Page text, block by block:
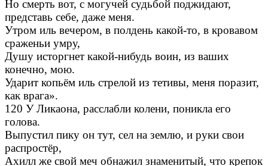
Но смерть вот, с могучей судьбой поджидают,
представь себе, даже меня.
Утром иль вечером, в полдень какой-то, в кровавом
сраженьи умру,
Душу исторгнет какой-нибудь воин, из ваших
конечно, мою.
Ударит копьём иль стрелой из тетивы, меня поразит,
как врага».
120 У Ликаона, расслабли колени, поникла его
голова.
Выпустил пику он тут, сел на землю, и руки свои
распростёр,
Ахилл же свой меч обнажил знаменитый, что крепок